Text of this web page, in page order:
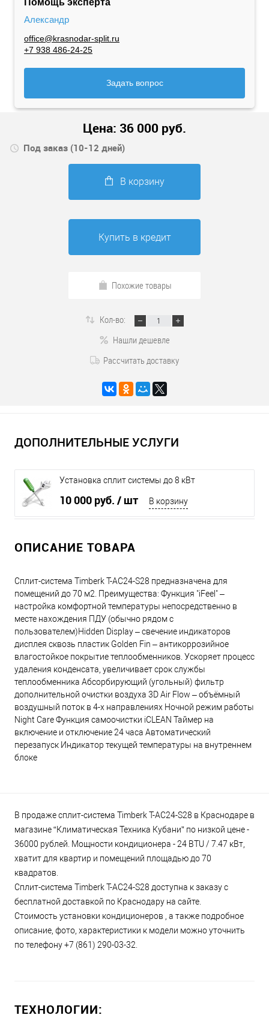
Помощь эксперта
Александр
office@krasnodar-split.ru
+7 938 486-24-25
Задать вопрос
Цена: 36 000 руб.
Под заказ (10-12 дней)
В корзину
Купить в кредит
Похожие товары
Кол-во:
Нашли дешевле
Рассчитать доставку
ДОПОЛНИТЕЛЬНЫЕ УСЛУГИ
Установка сплит системы до 8 кВт
10 000 руб. / шт В корзину
ОПИСАНИЕ ТОВАРА
Сплит-система Timberk T-AC24-S28 предназначена для
помещений до 70 м2. Преимущества: Функция "iFeel" –
настройка комфортной температуры непосредственно в
месте нахождения ПДУ (обычно рядом с
пользователем)Hidden Display – свечение индикаторов
дисплея сквозь пластик Golden Fin – антикоррозийное
влагостойкое покрытие теплообменников. Ускоряет процесс
удаления конденсата, увеличивает срок службы
теплообменника Абсорбирующий (угольный) фильтр
дополнительной очистки воздуха 3D Air Flow – объёмный
воздушный поток в 4-х направлениях Ночной режим работы
Night Care Функция самоочистки iCLEAN Таймер на
включение и отключение 24 часа Автоматический
перезапуск Индикатор текущей температуры на внутреннем
блоке
В продаже сплит-система Timberk T-AC24-S28 в Краснодаре в
магазине “Климатическая Техника Кубани” по низкой цене -
36000 рублей. Мощности кондиционера - 24 BTU / 7.47 кВт,
хватит для квартир и помещений площадью до 70
квадратов.
Сплит-система Timberk T-AC24-S28 доступна к заказу с
бесплатной доставкой по Краснодару на сайте.
Стоимость установки кондиционеров , а также подробное
описание, фото, характеристики к модели можно уточнить
по телефону +7 (861) 290-03-32.
ТЕХНОЛОГИИ: